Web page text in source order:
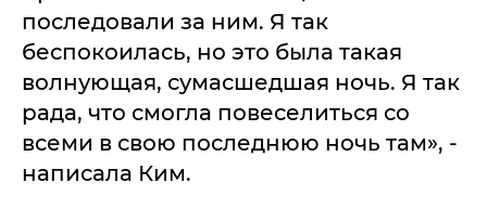
последовали за ним. Я так
беспокоилась, но это была такая
волнующая, сумасшедшая ночь. Я так
рада, что смогла повеселиться со
всеми в свою последнюю ночь там», -
написала Ким.